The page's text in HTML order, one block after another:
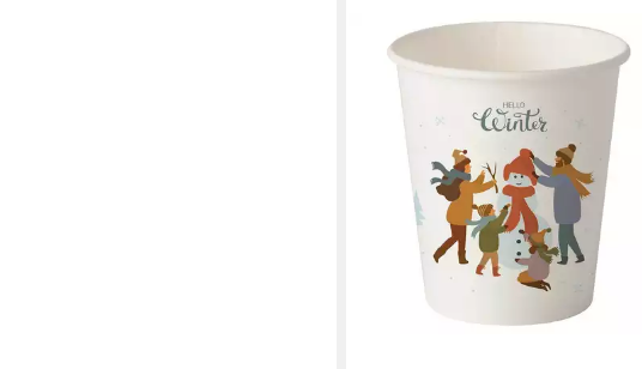
PAPSTAR
Coffee-to-go-Becher 50 Pappbecher
für Heißgetränke HELLO WINTER
0,2l, Pappe, PLA-Beschichtung
lieferbar - in 3-4 Werktagen bei dir